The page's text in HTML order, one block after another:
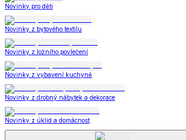
Novinky pro děti
Novinky z bytového textilu
Novinky z ložního povlečení
Novinky z vybavení kuchyně
Novinky z drobný nábytek a dekorace
Novinky z úklid a domácnost